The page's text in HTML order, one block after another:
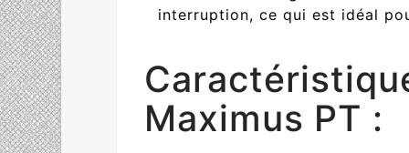
interruption, ce qui est idéal
Maximus PT :